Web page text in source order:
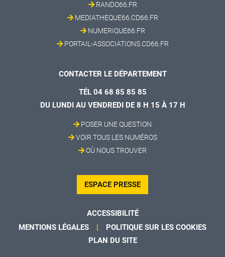
RANDO66.FR
MEDIATHEQUE66.CD66.FR
NUMERIQUE66.FR
PORTAIL-ASSOCIATIONS.CD66.FR
CONTACTER LE DÉPARTEMENT
TÉL 04 68 85 85 85
DU LUNDI AU VENDREDI DE 8 H 15 À 17 H
POSER UNE QUESTION
VOIR TOUS LES NUMÉROS
OÙ NOUS TROUVER
ESPACE PRESSE
ACCESSIBILITÉ
MENTIONS LÉGALES
POLITIQUE SUR LES COOKIES
PLAN DU SITE